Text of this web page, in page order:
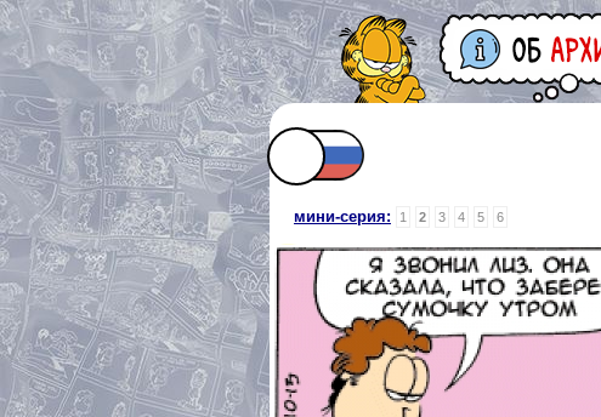
мини-серия: 1 2 3 4 5 6